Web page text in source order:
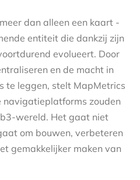
dan alleen een kaart -
entiteit die dankzij zijn
evolueert. Door
en de macht in
te leggen, stelt MapMetrics
navigatieplatforms zouden
wereld. Het gaat niet
om bouwen, verbeteren
gemakkelijker maken van